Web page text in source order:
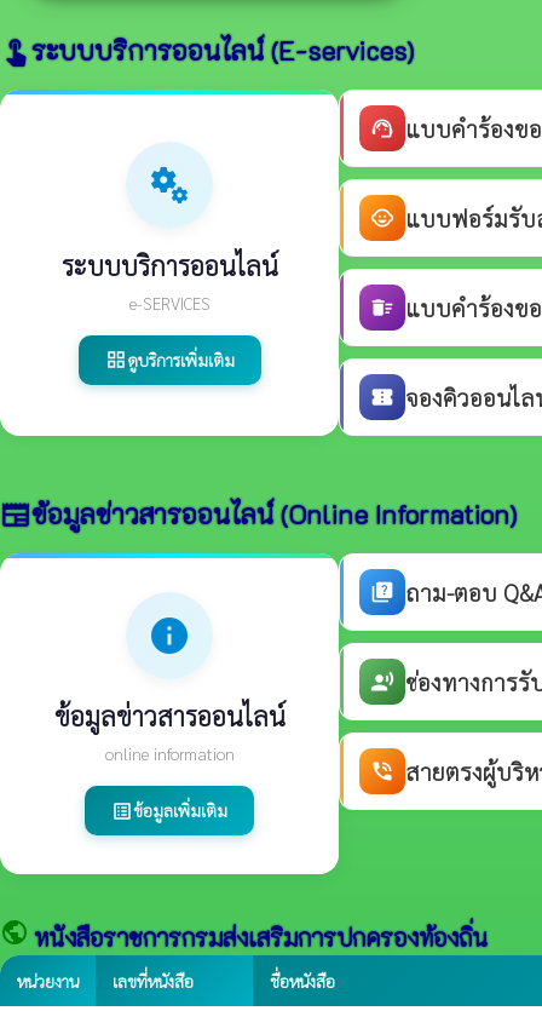
touch_appระบบบริการออนไลน์ (E-services)
miscellaneous_services
ระบบบริการออนไลน์
e-SERVICES
grid_viewดูบริการเพิ่มเติม
support_agent แบบคำร้องข
child_care แบบฟอร์มรับ
delete_sweep แบบคำร้องข
confirmation_number จองคิวออนไ
newspaperข้อมูลข่าวสารออนไลน์ (Online Information)
info
ข้อมูลข่าวสารออนไลน์
online information
list_altข้อมูลเพิ่มเติม
quiz ถาม-ตอบ
record_voice_over ช่องทางการ
phone_in_talk สายตรงผู้บริห
public หนังสือราชการกรมส่งเสริมการปกครองท้องถิ่น
หน่วยงาน เลขที่หนังสือ ชื่อหนังสือ